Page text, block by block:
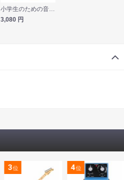
小学生のための音楽会用合唱曲集 風のマーチ 範唱＋カラピアノCD付き 音楽之友社
3,080 円
3位 4位